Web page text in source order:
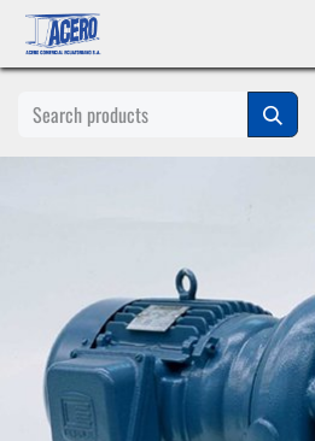
Ir al contenido